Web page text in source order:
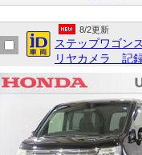
8/2更新
ステップワゴ
リヤカメラ 記